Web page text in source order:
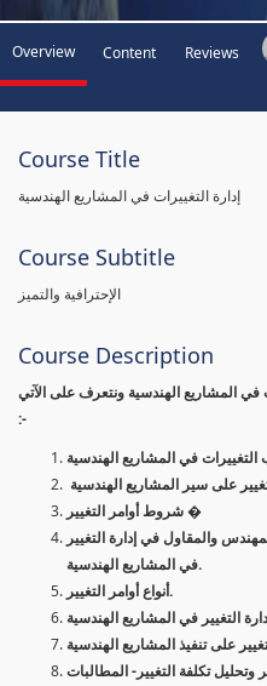
Overview Content Reviews
Course Title
إدارة التغييرات في المشاريع الهندسية
Course Subtitle
الإحترافية والتميز
Course Description
في المشاريع الهندسية ونتعرف على الآتي
:-
شروط أوامر التغيير �
والمقاول في إدارة التغيير
في المشاريع الهندسية.
أنواع أوامر التغيير.